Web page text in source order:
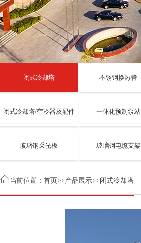
闭式冷却塔 不锈钢换热管
闭式冷却塔/空冷器及配件 一体化预制泵站
玻璃钢采光板 玻璃钢电缆支架
当前位置： 首页>>产品展示>>闭式冷却塔